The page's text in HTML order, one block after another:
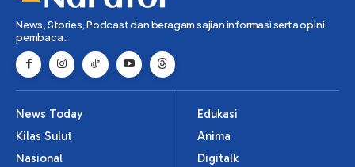
News, Stories, Podcast dan beragam sajian informasi serta opini
pembaca.
News Today
Kilas Sulut
Nasional
Edukasi
Anima
Digitalk